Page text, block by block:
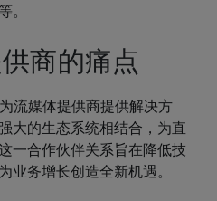
。
商的痛点
流媒体提供商提供解决方
大的生态系统相结合，为直
一合作伙伴关系旨在降低技
业务增长创造全新机遇。